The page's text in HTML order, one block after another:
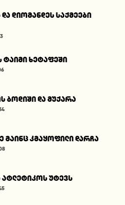
და დიომანდეს საქმეები
ხეტაფეში
ბოდიში და მუქარა
მაინც კმაყოფილი დარჩა
უტევს